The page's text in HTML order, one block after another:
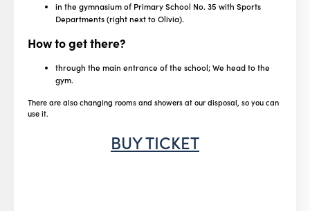
in the gymnasium of Primary School No. 35 with Sports
Departments (right next to Olivia).
How to get there?
through the main entrance of the school; We head to the
gym.
There are also changing rooms and showers at our disposal, so you can
use it.
BUY TICKET